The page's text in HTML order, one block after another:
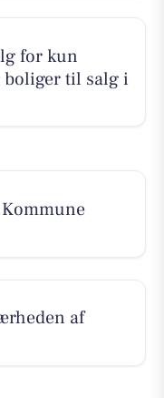
for kun
boliger til salg i
af